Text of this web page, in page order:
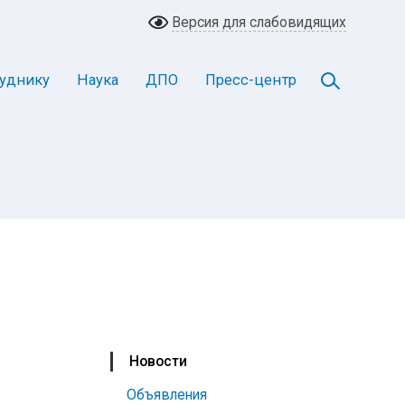
Версия для слабовидящих
Наука ДПО Пресс-центр
Новости
Объявления